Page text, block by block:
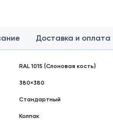
Доставка и оплата
RAL 1015 (Слоновая кость)
380×380
Стандартный
Колпак